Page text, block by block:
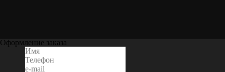
Оформление заказа